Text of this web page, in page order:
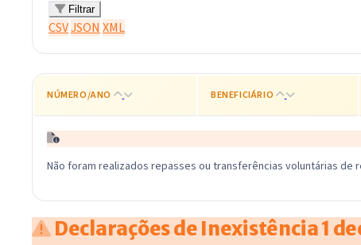
Filtrar
CSVJSON XML
NÚMERO/ANO BENEFICIÁRIO
Não foram realizados repasses ou transferências voluntárias de
Declarações de Inexistência1